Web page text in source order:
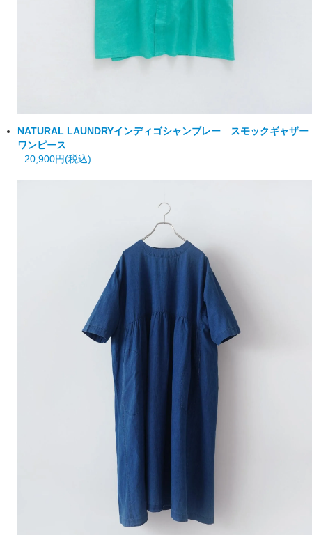
NATURAL LAUNDRYインディゴシャンブレー スモックギャザー
ワンピース
20,900円(税込)